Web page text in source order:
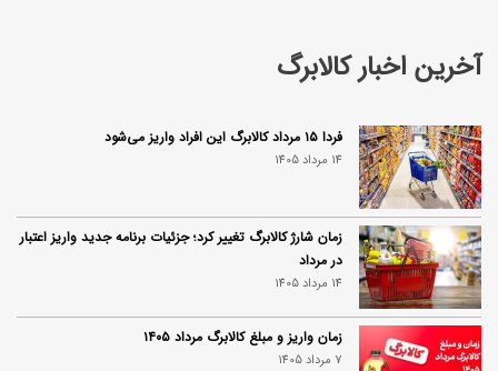
آخرین اخبار کالابرگ
فردا ۱۵ مرداد کالابرگ این افراد واریز می‌شود
14 مرداد 1405
زمان شارژ کالابرگ تغییر کرد؛ جزئیات برنامه جدید واریز اعتبار
در مرداد
14 مرداد 1405
زمان واریز و مبلغ کالابرگ مرداد ۱۴۰۵
7 مرداد 1405